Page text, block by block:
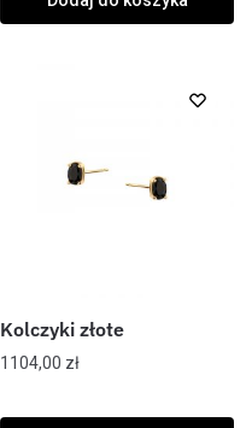
Kolczyki złote
1104,00 zł